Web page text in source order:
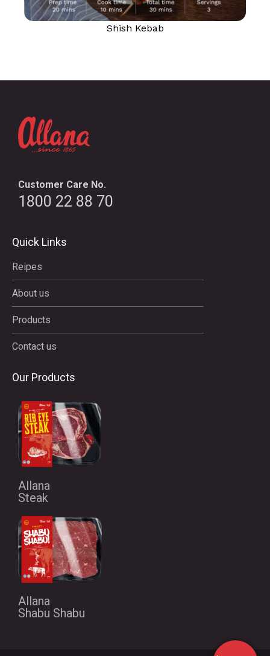
Shish Kebab
Customer Care No.
1800 22 88 70
Quick Links
Reipes
About us
Products
Contact us
Our Products
Allana
Steak
Allana
Shabu Shabu